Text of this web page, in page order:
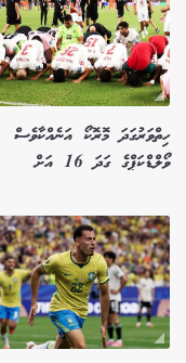
ހިތްވަރުގަދަ މޮރޮކޯ އަނެއްކާވެސް
ވޯލްޑްކަޕްގެ ގަދަ 16 އަށް